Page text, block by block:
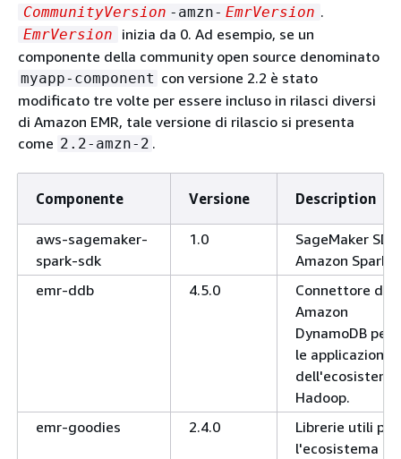
CommunityVersion -amzn- EmrVersion .
EmrVersion
inizia da 0. Ad esempio, se un
componente della community open source denominato
myapp-component con versione 2.2 è stato
modificato tre volte per essere incluso in rilasci diversi
di Amazon EMR, tale versione di rilascio si presenta
come 2.2-amzn-2 .
Componente Versione Description
aws-sagemaker-
spark-sdk
1.0
SageMaker SDK
Amazon Spark
emr-ddb
4.5.0
Connettore di
Amazon
DynamoDB per
le applicazioni
dell'ecosistema
Hadoop.
emr-goodies
2.4.0
Librerie utili per
l'ecosistema